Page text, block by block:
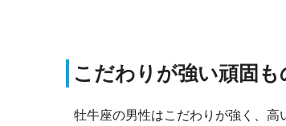
こだわりが強い頑固も
牡牛座の男性はこだわりが強く、高